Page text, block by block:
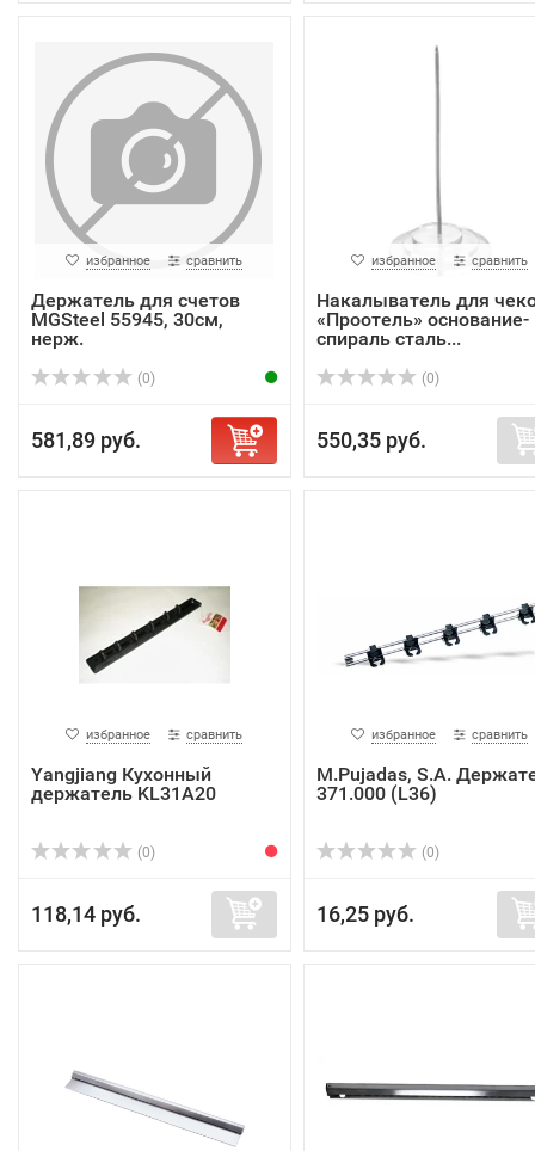
избранное сравнить
Держатель для счетов
MGSteel 55945, 30см,
нерж.
(0)
581,89 руб.
избранное сравнить
Накалыватель для
«Проотель» основание-
спираль сталь...
(0)
550,35 руб.
избранное сравнить
Yangjiang Кухонный
держатель KL31A20
(0)
118,14 руб.
избранное сравнить
M.Pujadas, S.A.
371.000 (L36)
(0)
16,25 руб.